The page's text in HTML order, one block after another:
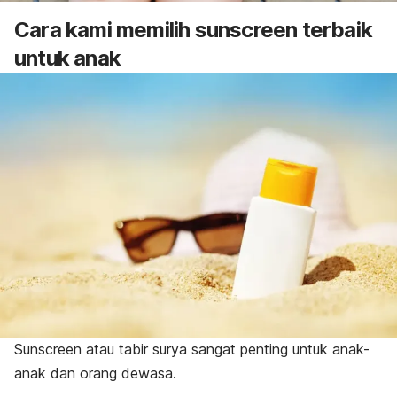
Cara kami memilih sunscreen terbaik
untuk anak
Sunscreen atau tabir surya sangat penting untuk anak-
anak dan orang dewasa.